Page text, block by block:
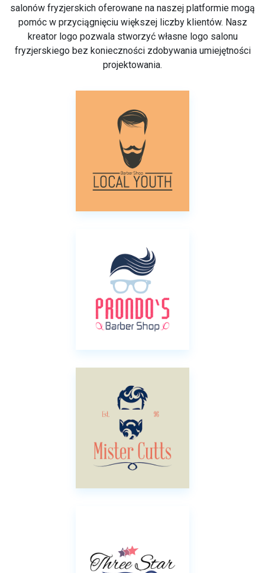
salonów fryzjerskich oferowane na naszej platformie mogą
pomóc w przyciągnięciu większej liczby klientów. Nasz
kreator logo pozwala stworzyć własne logo salonu
fryzjerskiego bez konieczności zdobywania umiejętności
projektowania.